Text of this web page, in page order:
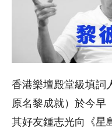
香港樂壇殿堂級填詞
原名黎成就）於今早
其好友鍾志光向《星